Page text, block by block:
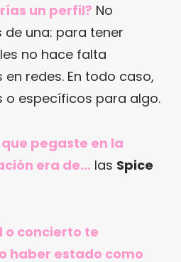
un perfil? No
una: para tener
no hace falta
redes. En todo caso,
o específicos para algo.
pegaste en la
era de… las Spice
o concierto te
haber estado como